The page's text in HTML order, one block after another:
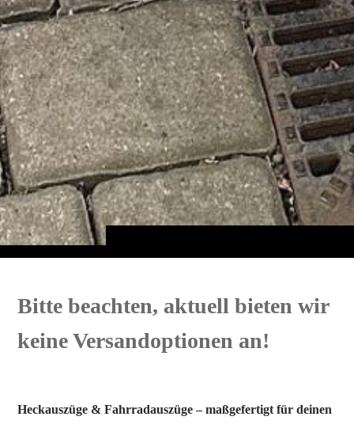
Bitte beachten, aktuell bieten wir
keine Versandoptionen an!
Heckauszüge & Fahrradauszüge – maßgefertigt für deinen